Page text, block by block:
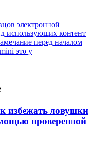
электронной
использующих контент
перед началом
это у
избежать ловушки
проверенной